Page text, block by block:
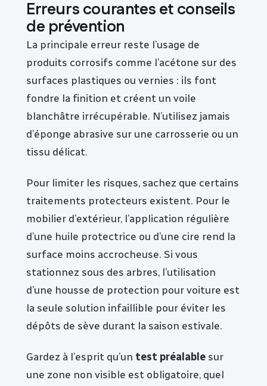
Erreurs courantes et conseils
de prévention
La principale erreur reste l’usage de
produits corrosifs comme l’acétone sur des
surfaces plastiques ou vernies : ils font
fondre la finition et créent un voile
blanchâtre irrécupérable. N’utilisez jamais
d’éponge abrasive sur une carrosserie ou un
tissu délicat.
Pour limiter les risques, sachez que certains
traitements protecteurs existent. Pour le
mobilier d’extérieur, l’application régulière
d’une huile protectrice ou d’une cire rend la
surface moins accrocheuse. Si vous
stationnez sous des arbres, l’utilisation
d’une housse de protection pour voiture est
la seule solution infaillible pour éviter les
dépôts de sève durant la saison estivale.
Gardez à l’esprit qu’un test préalable sur
une zone non visible est obligatoire, quel